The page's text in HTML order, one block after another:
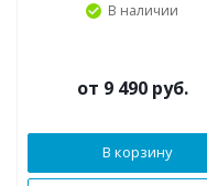
В наличии
от 9 490 руб.
В корзину